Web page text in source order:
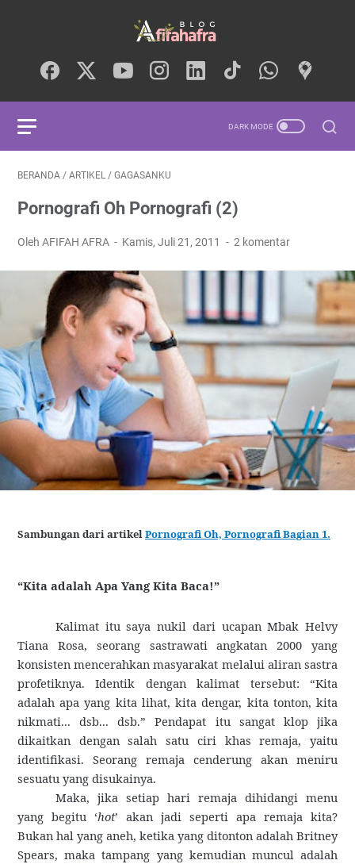
BERANDA / ARTIKEL / GAGASANKU
Pornografi Oh Pornografi (2)
Oleh AFIFAH AFRA Kamis, Juli 21, 2011 2 komentar
Sambungan dari artikel Pornografi Oh, Pornografi Bagian 1.
“Kita adalah Apa Yang Kita Baca!”
Kalimat itu saya nukil dari ucapan Mbak Helvy
Tiana Rosa, seorang sastrawati angkatan 2000 yang
konsisten mencerahkan masyarakat melalui aliran sastra
profetiknya. Identik dengan kalimat tersebut: “Kita
adalah apa yang kita lihat, kita dengar, kita tonton, kita
nikmati... dsb... dsb.” Pendapat itu sangat klop jika
dikaitkan dengan salah satu ciri khas remaja, yaitu
identifikasi. Seorang remaja cenderung akan meniru
sesuatu yang disukainya.
Maka, jika setiap hari remaja dihidangi menu
yang begitu ‘hot’ akan jadi seperti apa remaja kita?
Bukan hal yang aneh, ketika yang ditonton adalah Britney
Spears, maka tampang yang kemudian muncul adalah